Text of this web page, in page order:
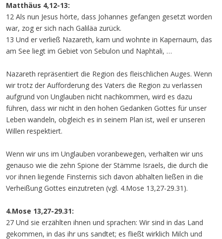
Matthäus 4,12-13:
12 Als nun Jesus hörte, dass Johannes gefangen gesetzt worden
war, zog er sich nach Galiläa zurück.
13 Und er verließ Nazareth, kam und wohnte in Kapernaum, das
am See liegt im Gebiet von Sebulon und Naphtali, …
Nazareth repräsentiert die Region des fleischlichen Auges. Wenn
wir trotz der Aufforderung des Vaters die Region zu verlassen
aufgrund von Unglauben nicht nachkommen, wird es dazu
führen, dass wir nicht in den hohen Gedanken Gottes für unser
Leben wandeln, obgleich es in seinem Plan ist, weil er unseren
Willen respektiert.
Wenn wir uns im Unglauben voranbewegen, verhalten wir uns
genauso wie die zehn Spione der Stämme Israels, die durch die
vor ihnen liegende Finsternis sich davon abhalten ließen in die
Verheißung Gottes einzutreten (vgl. 4.Mose 13,27-29.31).
4.Mose 13,27-29.31:
27 Und sie erzählten ihnen und sprachen: Wir sind in das Land
gekommen, in das ihr uns sandtet; es fließt wirklich Milch und